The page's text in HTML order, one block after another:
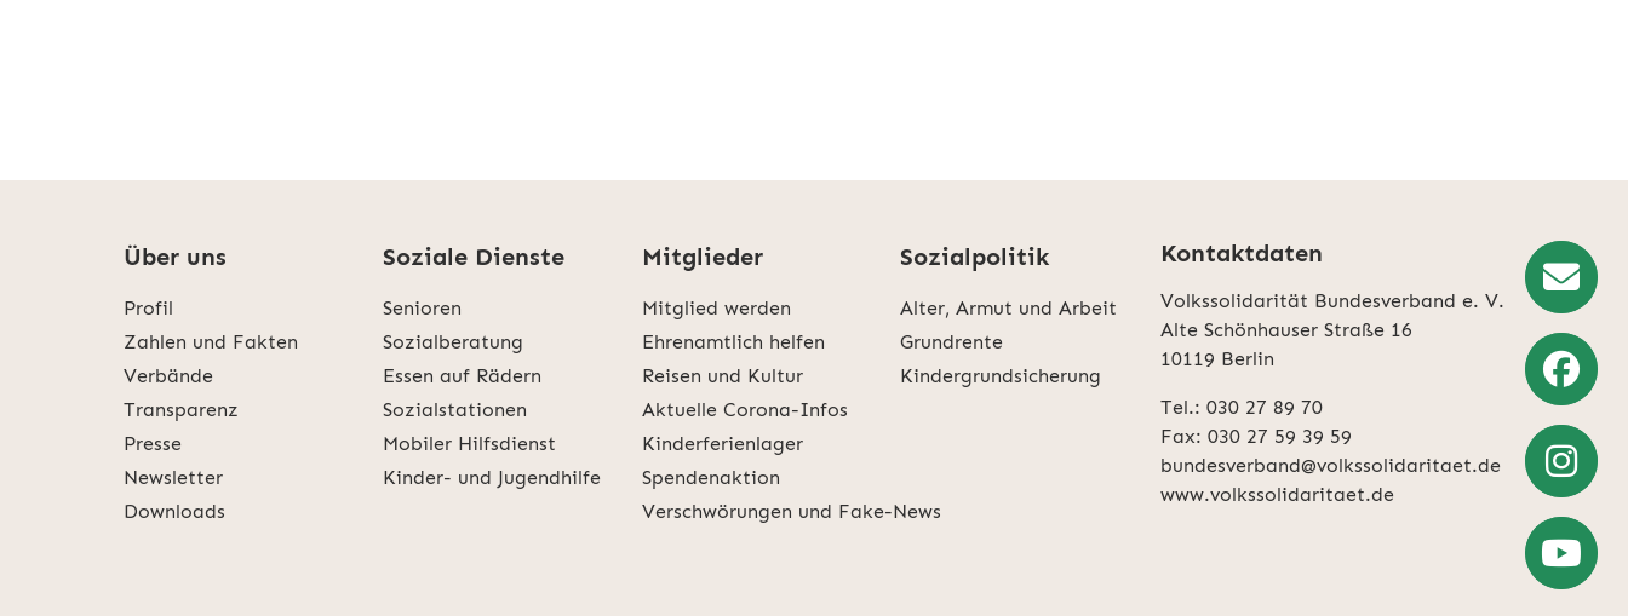
Über uns
Profil
Zahlen und Fakten
Verbände
Transparenz
Presse
Newsletter
Downloads
Soziale Dienste
Senioren
Sozialberatung
Essen auf Rädern
Sozialstationen
Mobiler Hilfsdienst
Kinder- und Jugendhilfe
Mitglieder
Mitglied werden
Ehrenamtlich helfen
Reisen und Kultur
Aktuelle Corona-Infos
Kinderferienlager
Spendenaktion
Verschwörungen und Fake-News
Sozialpolitik
Alter, Armut und Arbeit
Grundrente
Kindergrundsicherung
Kontaktdaten
Volkssolidarität Bundesverband e. V.
Alte Schönhauser Straße 16
10119 Berlin
Tel.: 030 27 89 70
Fax: 030 27 59 39 59
bundesverband@volkssolidaritaet.de
www.volkssolidaritaet.de
Weiter
zu
Facebook
Weiter
zu